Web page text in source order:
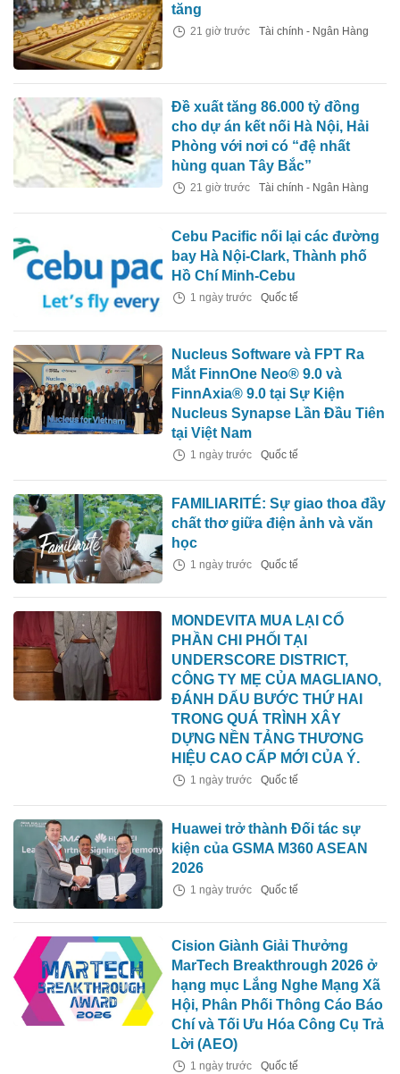
tăng
21 giờ trước Tài chính - Ngân Hàng
Đề xuất tăng 86.000 tỷ đồng
cho dự án kết nối Hà Nội, Hải
Phòng với nơi có “đệ nhất
hùng quan Tây Bắc”
21 giờ trước Tài chính - Ngân Hàng
Cebu Pacific nối lại các đường
bay Hà Nội-Clark, Thành phố
Hồ Chí Minh-Cebu
1 ngày trước Quốc tế
Nucleus Software và FPT Ra
Mắt FinnOne Neo® 9.0 và
FinnAxia® 9.0 tại Sự Kiện
Nucleus Synapse Lần Đầu Tiên
tại Việt Nam
1 ngày trước Quốc tế
FAMILIARITÉ: Sự giao thoa đầy
chất thơ giữa điện ảnh và văn
học
1 ngày trước Quốc tế
MONDEVITA MUA LẠI CỔ
PHẦN CHI PHỐI TẠI
UNDERSCORE DISTRICT,
CÔNG TY MẸ CỦA MAGLIANO,
ĐÁNH DẤU BƯỚC THỨ HAI
TRONG QUÁ TRÌNH XÂY
DỰNG NỀN TẢNG THƯƠNG
HIỆU CAO CẤP MỚI CỦA Ý.
1 ngày trước Quốc tế
Huawei trở thành Đối tác sự
kiện của GSMA M360 ASEAN
2026
1 ngày trước Quốc tế
Cision Giành Giải Thưởng
MarTech Breakthrough 2026 ở
hạng mục Lắng Nghe Mạng Xã
Hội, Phân Phối Thông Cáo Báo
Chí và Tối Ưu Hóa Công Cụ Trả
Lời (AEO)
1 ngày trước Quốc tế